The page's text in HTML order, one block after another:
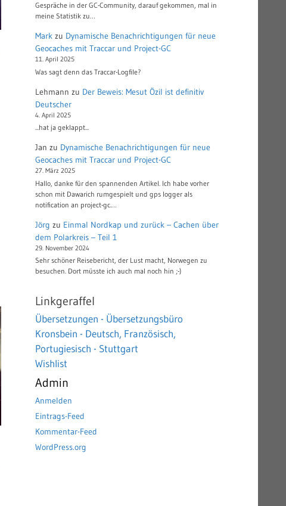
Gespräche in der GC-Community, darauf gekommen, mal in
meine Statistik zu…
Mark zu Dynamische Benachrichtigungen für neue
Geocaches mit Traccar und Project-GC
11. April 2025
Was sagt denn das Traccar-Logfile?
Lehmann zu Der Beweis: Mesut Özil ist definitiv
Deutscher
4. April 2025
...hat ja geklappt...
Jan zu Dynamische Benachrichtigungen für neue
Geocaches mit Traccar und Project-GC
27. März 2025
Hallo, danke für den spannenden Artikel. Ich habe vorher
schon mit Dawarich rumgespielt und gps logger als
notification an project-gc.…
Jörg zu Einmal Nordkap und zurück – Cachen über
dem Polarkreis – Teil 1
29. November 2024
Sehr schöner Reisebericht, der Lust macht, Norwegen zu
besuchen. Dort müsste ich auch mal noch hin ;-)
Linkgeraffel
Übersetzungen - Übersetzungsbüro
Kronsbein - Deutsch, Französisch,
Portugiesisch - Stuttgart
Wishlist
Admin
Anmelden
Eintrags-Feed
Kommentar-Feed
WordPress.org